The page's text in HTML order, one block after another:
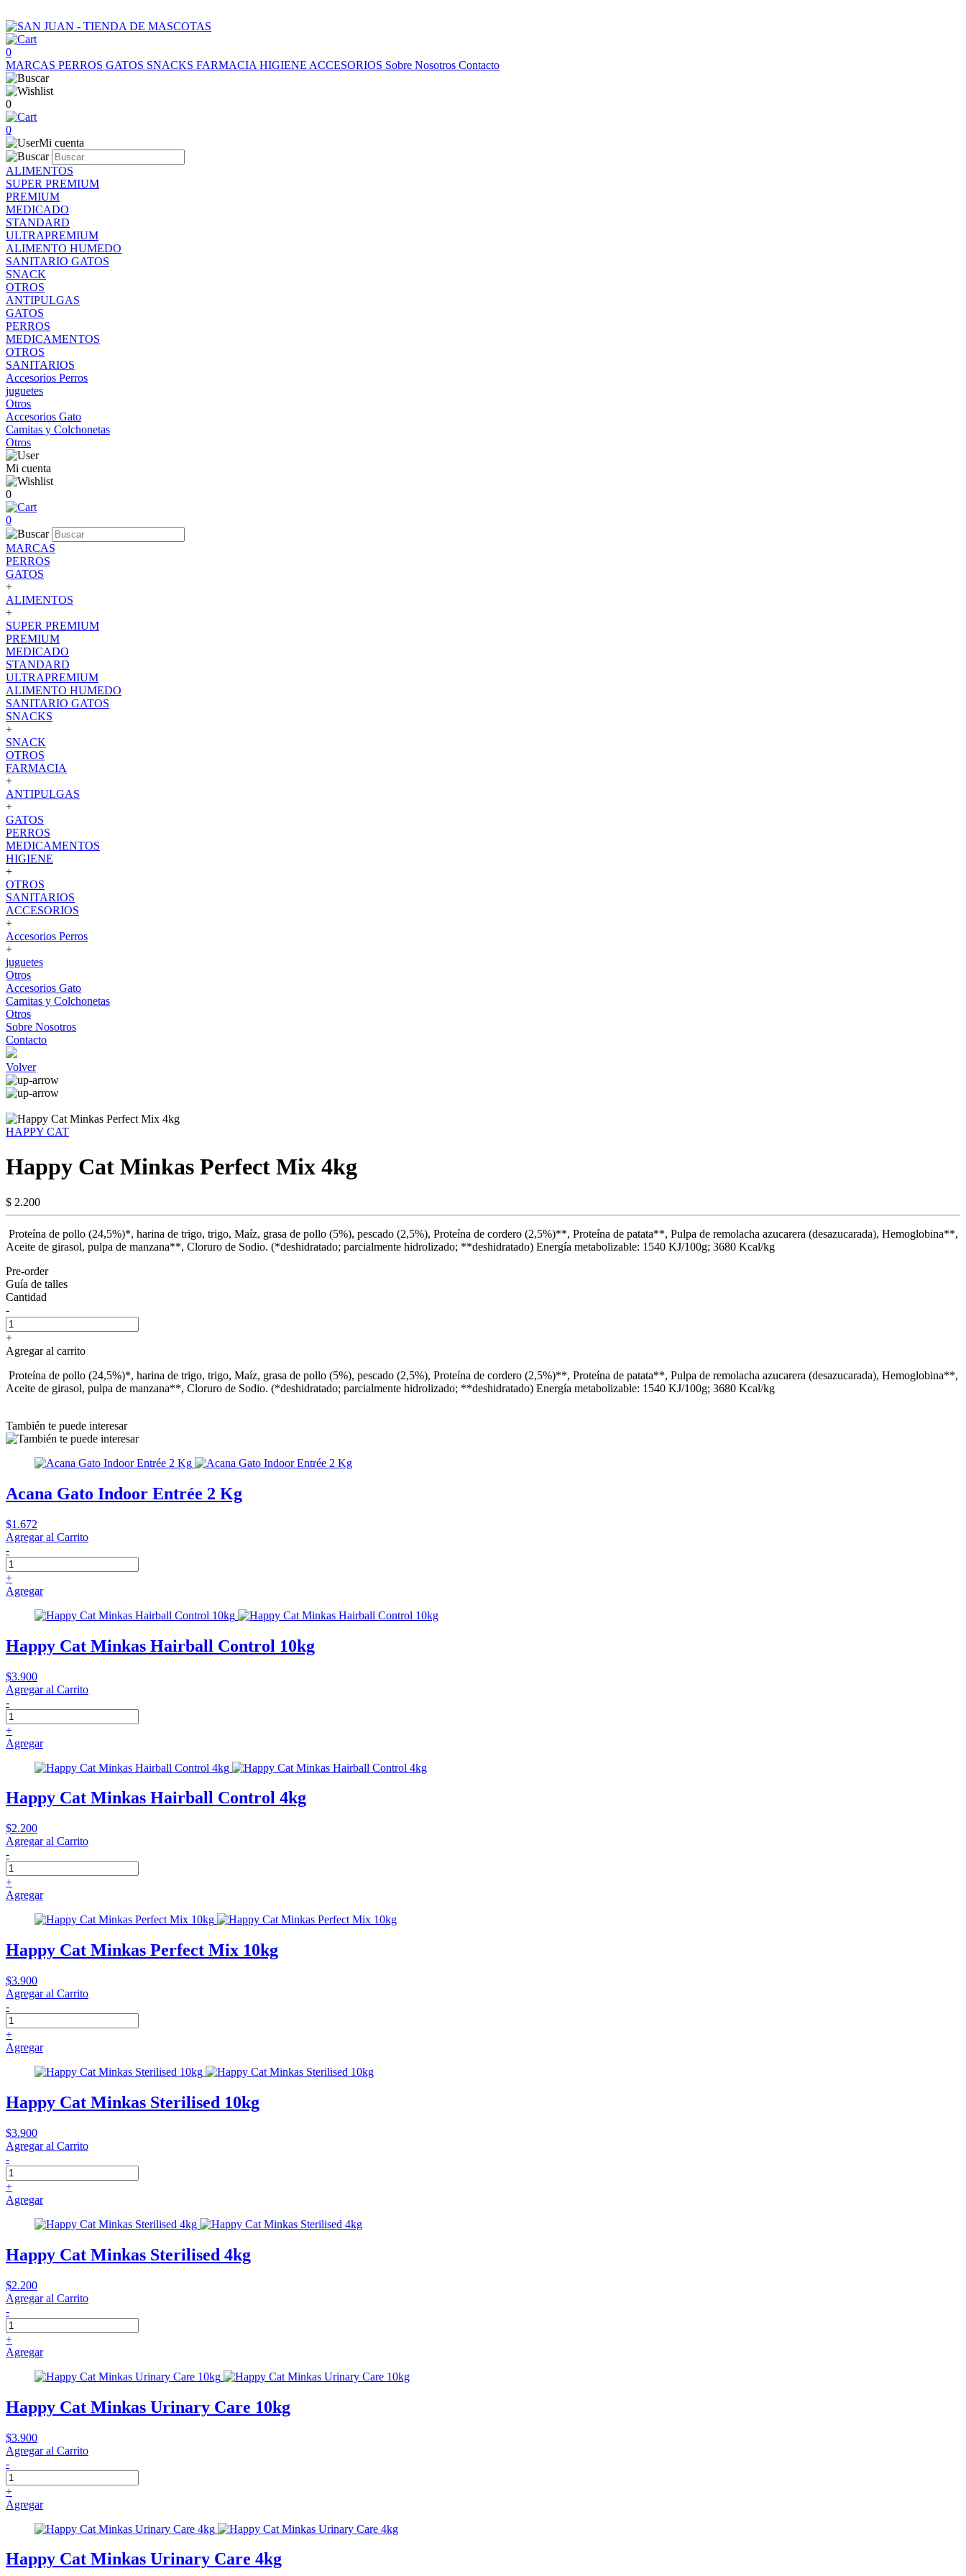
0
MARCAS PERROS GATOS SNACKS FARMACIA HIGIENE ACCESORIOS Sobre Nosotros Contacto
0
0
Mi cuenta
ALIMENTOS
SUPER PREMIUM
PREMIUM
MEDICADO
STANDARD
ULTRAPREMIUM
ALIMENTO HUMEDO
SANITARIO GATOS
SNACK
OTROS
ANTIPULGAS
GATOS
PERROS
MEDICAMENTOS
OTROS
SANITARIOS
Accesorios Perros
juguetes
Otros
Accesorios Gato
Camitas y Colchonetas
Otros
Mi cuenta
0
0
MARCAS
PERROS
GATOS
+
ALIMENTOS
+
SUPER PREMIUM
PREMIUM
MEDICADO
STANDARD
ULTRAPREMIUM
ALIMENTO HUMEDO
SANITARIO GATOS
SNACKS
+
SNACK
OTROS
FARMACIA
+
ANTIPULGAS
+
GATOS
PERROS
MEDICAMENTOS
HIGIENE
+
OTROS
SANITARIOS
ACCESORIOS
+
Accesorios Perros
+
juguetes
Otros
Accesorios Gato
Camitas y Colchonetas
Otros
Sobre Nosotros
Contacto
Volver
HAPPY CAT
Happy Cat Minkas Perfect Mix 4kg
$ 2.200
Proteína de pollo (24,5%)*, harina de trigo, trigo, Maíz, grasa de pollo (5%), pescado (2,5%), Proteína de cordero (2,5%)**, Proteína de patata**, Pulpa de remolacha azucarera (desazucarada), Hemoglobina**,
Aceite de girasol, pulpa de manzana**, Cloruro de Sodio. (*deshidratado; parcialmente hidrolizado; **deshidratado) Energía metabolizable: 1540 KJ/100g; 3680 Kcal/kg
Pre-order
Guía de talles
Cantidad
-
+
Agregar al carrito
Proteína de pollo (24,5%)*, harina de trigo, trigo, Maíz, grasa de pollo (5%), pescado (2,5%), Proteína de cordero (2,5%)**, Proteína de patata**, Pulpa de remolacha azucarera (desazucarada), Hemoglobina**,
Aceite de girasol, pulpa de manzana**, Cloruro de Sodio. (*deshidratado; parcialmente hidrolizado; **deshidratado) Energía metabolizable: 1540 KJ/100g; 3680 Kcal/kg
También te puede interesar
Acana Gato Indoor Entrée 2 Kg
$1.672
Agregar al Carrito
-
+
Agregar
Happy Cat Minkas Hairball Control 10kg
$3.900
Agregar al Carrito
-
+
Agregar
Happy Cat Minkas Hairball Control 4kg
$2.200
Agregar al Carrito
-
+
Agregar
Happy Cat Minkas Perfect Mix 10kg
$3.900
Agregar al Carrito
-
+
Agregar
Happy Cat Minkas Sterilised 10kg
$3.900
Agregar al Carrito
-
+
Agregar
Happy Cat Minkas Sterilised 4kg
$2.200
Agregar al Carrito
-
+
Agregar
Happy Cat Minkas Urinary Care 10kg
$3.900
Agregar al Carrito
-
+
Agregar
Happy Cat Minkas Urinary Care 4kg